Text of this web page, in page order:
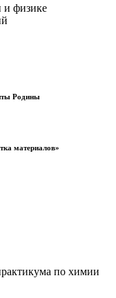
и физике
Родины
материалов»
по химии